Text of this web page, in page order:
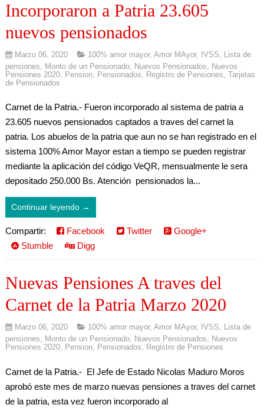
Incorporaron a Patria 23.605
nuevos pensionados
Marzo 06, 2020 100% amor mayor, Amor MAyor, IVSS
Lista de
pensiones
Monto de un Pensionado, Nuevos Pensionados
Nuevos
Pensiones 2020, Pension, Pensionados Registro de Pensiones Tarjetas
de Pensionados
Carnet de la Patria.- Fueron incorporado al sistema de patria a
23.605 nuevos pensionados captados a traves del carnet la
patria. Los abuelos de la patria que aun no se han registrado en el
sistema 100% Amor Mayor estan a tiempo se pueden registrar
mediante la aplicación del código VeQR, mensualmente le sera
depositado 250.000 Bs. Atención pensionados la...
Continuar leyendo →
Compartir: Facebook Twitter
Google+
Stumble
Digg
Nuevas Pensiones A traves del
Carnet de la Patria Marzo 2020
Marzo 06, 2020 100% amor mayor, Amor MAyor, IVSS
Lista de
pensiones
Monto de un Pensionado, Nuevos Pensionados
Nuevos
Pensiones 2020, Pension, Pensionados Registro de Pensiones
Carnet de la Patria.- El Jefe de Estado Nicolas Maduro Moros
aprobó este mes de marzo nuevas pensiones a traves del carnet
de la patria, esta vez fueron incorporado al